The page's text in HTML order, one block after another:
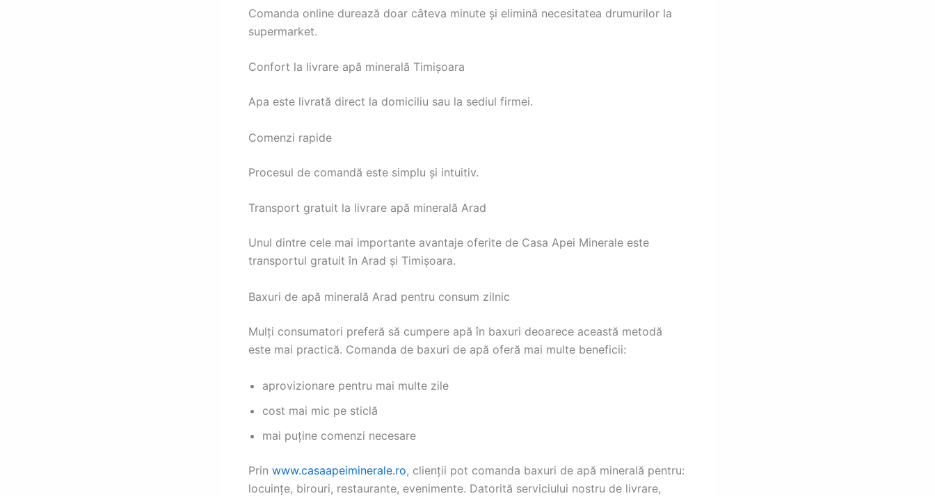
Comanda online durează doar câteva minute și elimină necesitatea drumurilor la
supermarket.
Confort la livrare apă minerală Timișoara
Apa este livrată direct la domiciliu sau la sediul firmei.
Comenzi rapide
Procesul de comandă este simplu și intuitiv.
Transport gratuit la livrare apă minerală Arad
Unul dintre cele mai importante avantaje oferite de Casa Apei Minerale este
transportul gratuit în Arad și Timișoara.
Baxuri de apă minerală Arad pentru consum zilnic
Mulți consumatori preferă să cumpere apă în baxuri deoarece această metodă
este mai practică. Comanda de baxuri de apă oferă mai multe beneficii:
aprovizionare pentru mai multe zile
cost mai mic pe sticlă
mai puține comenzi necesare
Prin www.casaapeiminerale.ro, clienții pot comanda baxuri de apă minerală pentru:
locuințe, birouri, restaurante, evenimente. Datorită serviciului nostru de livrare,